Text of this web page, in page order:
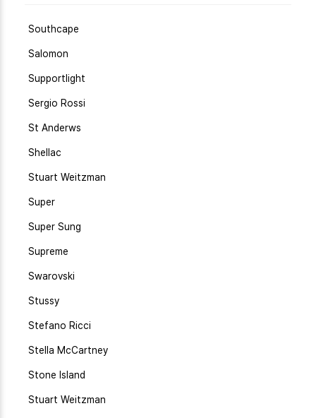
Southcape
Salomon
Supportlight
Sergio Rossi
St Anderws
Shellac
Stuart Weitzman
Super
Super Sung
Supreme
Swarovski
Stussy
Stefano Ricci
Stella McCartney
Stone Island
Stuart Weitzman